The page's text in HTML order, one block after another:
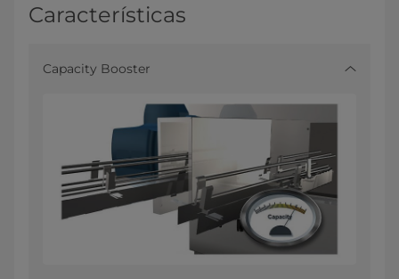
Características
Capacity Booster